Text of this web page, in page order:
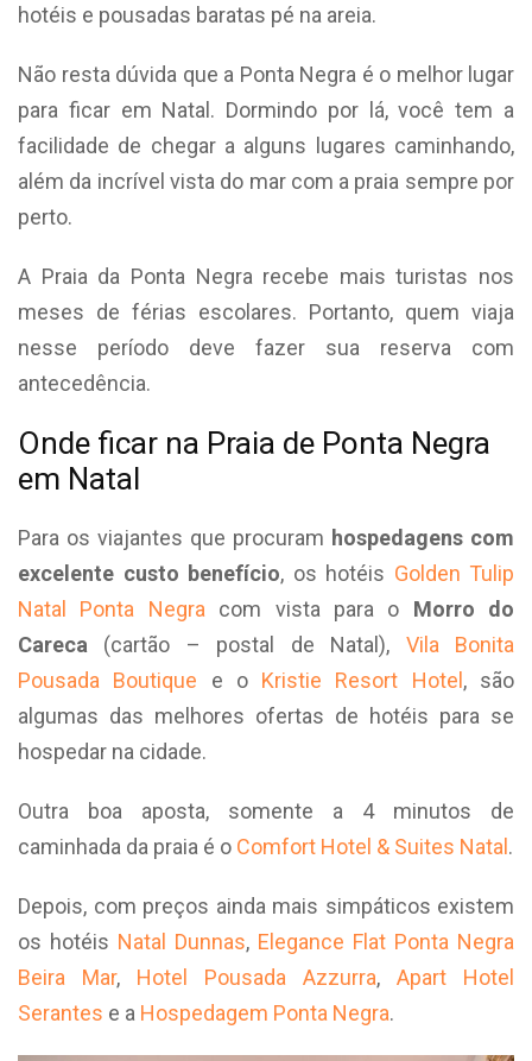
hotéis e pousadas baratas pé na areia.
Não resta dúvida que a Ponta Negra é o melhor lugar
para ficar em Natal. Dormindo por lá, você tem a
facilidade de chegar a alguns lugares caminhando,
além da incrível vista do mar com a praia sempre por
perto.
A Praia da Ponta Negra recebe mais turistas nos
meses de férias escolares. Portanto, quem viaja
nesse período deve fazer sua reserva com
antecedência.
Onde ficar na Praia de Ponta Negra
em Natal
Para os viajantes que procuram hospedagens com
excelente custo benefício, os hotéis Golden Tulip
Natal Ponta Negra com vista para o Morro do
Careca (cartão – postal de Natal), Vila Bonita
Pousada Boutique e o Kristie Resort Hotel , são
algumas das melhores ofertas de hotéis para se
hospedar na cidade.
Outra boa aposta, somente a 4 minutos de
caminhada da praia é o Comfort Hotel & Suites Natal .
Depois, com preços ainda mais simpáticos existem
os hotéis Natal Dunnas, Elegance Flat Ponta Negra
Beira Mar, Hotel Pousada Azzurra, Apart Hotel
Serantes e a Hospedagem Ponta Negra.